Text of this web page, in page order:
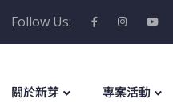
Follow Us:
關於新芽 專案活動